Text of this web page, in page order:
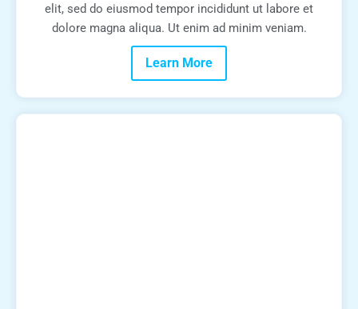
elit, sed do eiusmod tempor incididunt ut labore et
dolore magna aliqua. Ut enim ad minim veniam.
Learn More